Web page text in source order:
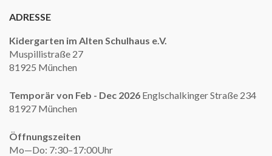
ADRESSE
Kidergarten im Alten Schulhaus e.V.
Muspillistraße 27
81925 München
Temporär von Feb - Dec 2026 Englschalkinger Straße 234
81927 München
Öffnungszeiten
Mo—Do: 7:30–17:00Uhr